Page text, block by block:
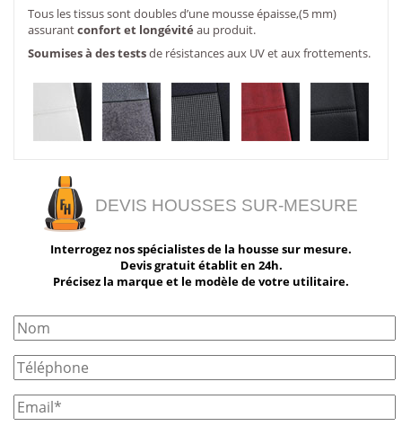
Tous les tissus sont doubles d’une mousse épaisse,(5 mm)
assurantconfort et longévité au produit.
Soumises à des testsde résistances aux UV et aux frottements.
DEVIS HOUSSES SUR-MESURE
Interrogez nos spécialistes de la housse sur mesure.
Devis gratuit établit en 24h.
Précisez la marque et le modèle de votre utilitaire.